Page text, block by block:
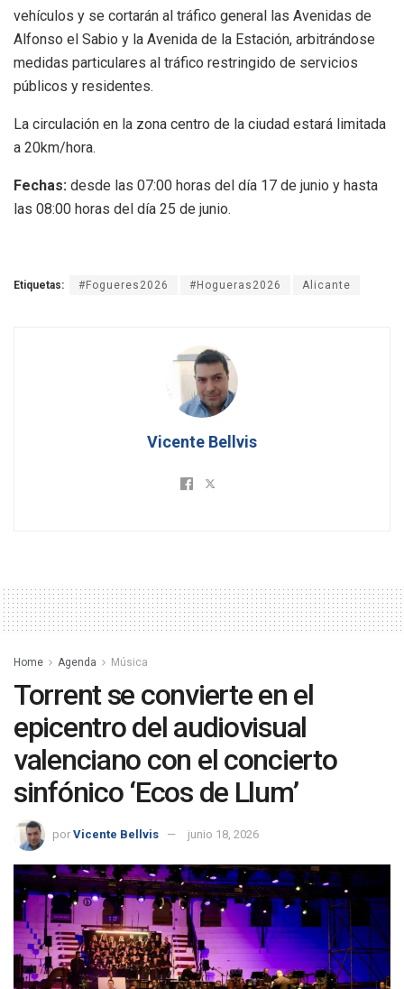
vehículos y se cortarán al tráfico general las Avenidas de
Alfonso el Sabio y la Avenida de la Estación, arbitrándose
medidas particulares al tráfico restringido de servicios
públicos y residentes.
La circulación en la zona centro de la ciudad estará limitada
a 20km/hora.
Fechas: desde las 07:00 horas del día 17 de junio y hasta
las 08:00 horas del día 25 de junio.
Etiquetas: #Fogueres2026 #Hogueras2026 Alicante
Vicente Bellvis
Home Agenda Música
Torrent se convierte en el
epicentro del audiovisual
valenciano con el concierto
sinfónico ‘Ecos de Llum’
por Vicente Bellvis junio 18, 2026